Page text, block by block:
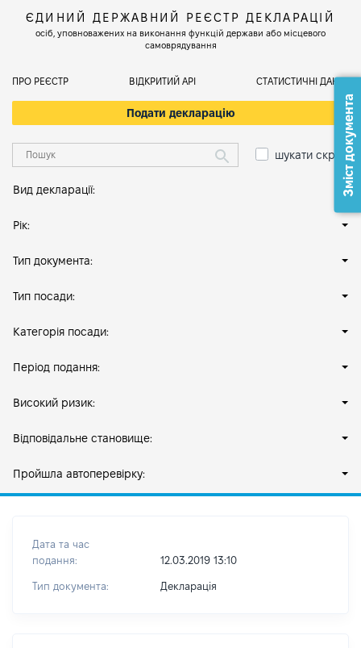
ЄДИНИЙ ДЕРЖАВНИЙ РЕЄСТР ДЕКЛАРАЦІЙ
осіб, уповноважених на виконання функцій держави або місцевого
самоврядування
ПРО РЕЄСТР ВІДКРИТИЙ АРІ СТАТИСТИЧНІ ДАНІ
Подати декларацію
шукати скрізь
Вид декларації:
Рік:
Тип документа:
Тип посади:
Категорія посади:
Період подання:
Високий ризик:
Відповідальне становище:
Пройшла автоперевірку:
Дата та час
подання:
12.03.2019 13:10
Тип документа: Декларація
Зміст документа